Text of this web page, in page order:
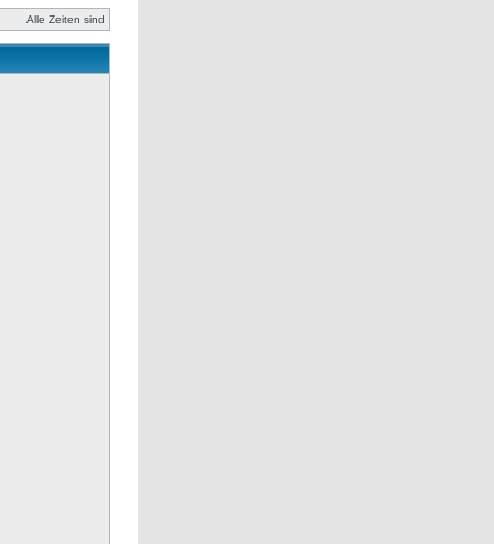
Alle Zeiten sind